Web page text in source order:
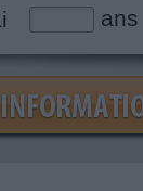
ans